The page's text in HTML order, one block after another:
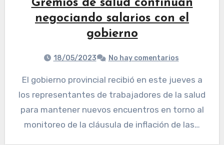
Gremios de salud continúan
negociando salarios con el
gobierno
18/05/2023 No hay comentarios
El gobierno provincial recibió en este jueves a
los representantes de trabajadores de la salud
para mantener nuevos encuentros en torno al
monitoreo de la cláusula de inflación de las…